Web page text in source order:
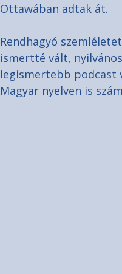
Ottawában adtak át.
Rendhagyó
ismertté vált,
legismertebb podcast
Magyar nyelven is